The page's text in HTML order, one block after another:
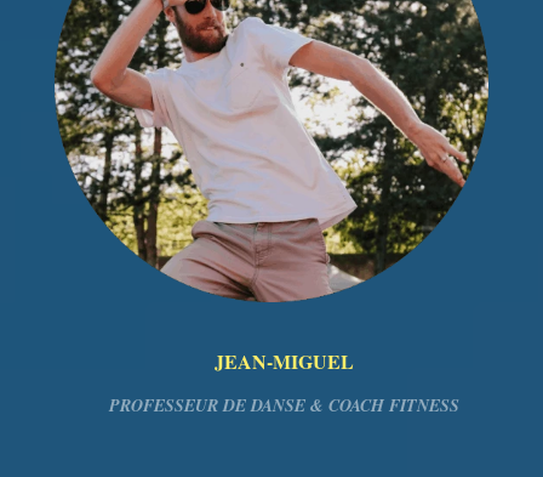
JEAN-MIGUEL
PROFESSEUR DE DANSE & COACH FITNESS